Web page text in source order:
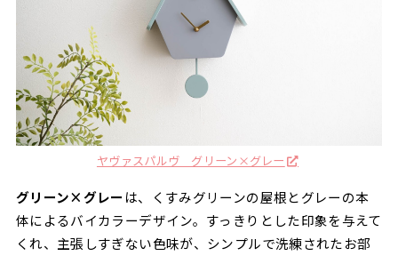
ヤヴァスパルヴ グリーン×グレー
グリーン×グレー は、くすみグリーンの屋根とグレーの本
体によるバイカラーデザイン。すっきりとした印象を与えて
くれ、主張しすぎない色味が、シンプルで洗練されたお部